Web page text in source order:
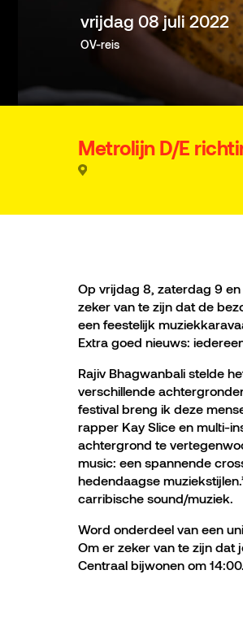
vrijdag 08 juli 2022
OV-reis
Metrolijn D/E
Op vrijdag 8, zaterdag 9 en
zeker van te zijn dat de
een feestelijk
Extra goed nieuws:
Rajiv Bhagwanbali stelde
verschillende
festival breng ik deze
rapper Kay Slice en multi-
achtergrond te
music: een spannende
hedendaagse
carribische sound/muziek.
Word onderdeel van een
Om er zeker van te zijn dat
Centraal bijwonen om